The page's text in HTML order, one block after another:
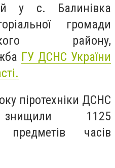
у с. Балинівка
громади
району,
ГУ ДСНС України
піротехніки ДСНС
знищили 1125
предметів часів